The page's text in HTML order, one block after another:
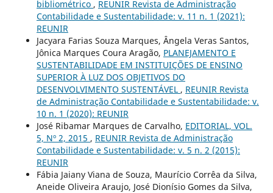
bibliométrico , REUNIR Revista de Administração
Contabilidade e Sustentabilidade: v. 11 n. 1 (2021):
REUNIR
Jacyara Farias Souza Marques, Ângela Veras Santos,
Jônica Marques Coura Aragão, PLANEJAMENTO E
SUSTENTABILIDADE EM INSTITUIÇÕES DE ENSINO
SUPERIOR À LUZ DOS OBJETIVOS DO
DESENVOLVIMENTO SUSTENTÁVEL , REUNIR Revista
de Administração Contabilidade e Sustentabilidade: v.
10 n. 1 (2020): REUNIR
José Ribamar Marques de Carvalho, EDITORIAL, VOL.
5, Nº 2, 2015 , REUNIR Revista de Administração
Contabilidade e Sustentabilidade: v. 5 n. 2 (2015):
REUNIR
Fábia Jaiany Viana de Souza, Maurício Corrêa da Silva,
Aneide Oliveira Araujo, José Dionísio Gomes da Silva,